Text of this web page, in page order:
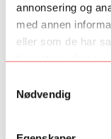
annonsering og
med annen
eller som de har
tjenestene deres.
Nødvendig
Ja